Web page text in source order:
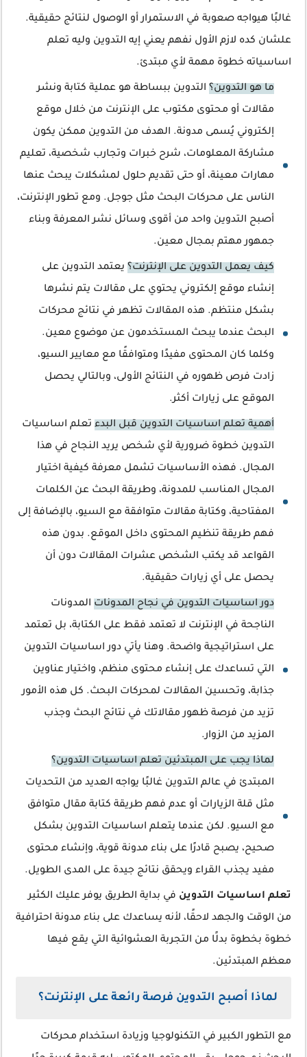
غالبًا هيواجه صعوبة في الاستمرار أو الوصول لنتائج حقيقية.
علشان كده لازم الأول نفهم يعني إيه التدوين وليه تعلم
اساسياته خطوة مهمة لأي مبتدئ.
ما هو التدوين؟ التدوين ببساطة هو عملية كتابة ونشر
مقالات أو محتوى مكتوب على الإنترنت من خلال موقع
إلكتروني يُسمى مدونة. الهدف من التدوين ممكن يكون
مشاركة المعلومات، شرح خبرات وتجارب شخصية، تعليم
مهارات معينة، أو حتى تقديم حلول لمشكلات يبحث عنها
الناس على محركات البحث مثل جوجل. ومع تطور الإنترنت،
أصبح التدوين واحد من أقوى وسائل نشر المعرفة وبناء
جمهور مهتم بمجال معين.
كيف يعمل التدوين على الإنترنت؟ يعتمد التدوين على
إنشاء موقع إلكتروني يحتوي على مقالات يتم نشرها
بشكل منتظم. هذه المقالات تظهر في نتائج محركات
البحث عندما يبحث المستخدمون عن موضوع معين.
وكلما كان المحتوى مفيدًا ومتوافقًا مع معايير السيو،
زادت فرص ظهوره في النتائج الأولى، وبالتالي يحصل
الموقع على زيارات أكثر.
أهمية تعلم اساسيات التدوين قبل البدء تعلم اساسيات
التدوين خطوة ضرورية لأي شخص يريد النجاح في هذا
المجال. فهذه الأساسيات تشمل معرفة كيفية اختيار
المجال المناسب للمدونة، وطريقة البحث عن الكلمات
المفتاحية، وكتابة مقالات متوافقة مع السيو، بالإضافة إلى
فهم طريقة تنظيم المحتوى داخل الموقع. بدون هذه
القواعد قد يكتب الشخص عشرات المقالات دون أن
يحصل على أي زيارات حقيقية.
دور اساسيات التدوين في نجاح المدونات المدونات
الناجحة في الإنترنت لا تعتمد فقط على الكتابة، بل تعتمد
على استراتيجية واضحة. وهنا يأتي دور اساسيات التدوين
التي تساعدك على إنشاء محتوى منظم، واختيار عناوين
جذابة، وتحسين المقالات لمحركات البحث. كل هذه الأمور
تزيد من فرصة ظهور مقالاتك في نتائج البحث وجذب
المزيد من الزوار.
لماذا يجب على المبتدئين تعلم اساسيات التدوين؟
المبتدئ في عالم التدوين غالبًا يواجه العديد من التحديات
مثل قلة الزيارات أو عدم فهم طريقة كتابة مقال متوافق
مع السيو. لكن عندما يتعلم اساسيات التدوين بشكل
صحيح، يصبح قادرًا على بناء مدونة قوية، وإنشاء محتوى
مفيد يجذب القراء ويحقق نتائج جيدة على المدى الطويل.
تعلم اساسيات التدوين في بداية الطريق يوفر عليك الكثير
من الوقت والجهد لاحقًا، لأنه يساعدك على بناء مدونة احترافية
خطوة بخطوة بدلًا من التجربة العشوائية التي يقع فيها
معظم المبتدئين.
لماذا أصبح التدوين فرصة رائعة على الإنترنت؟
مع التطور الكبير في التكنولوجيا وزيادة استخدام محركات